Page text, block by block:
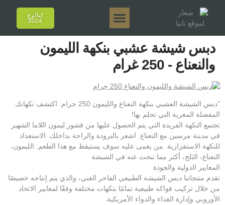
كتالوج
2024
دبس شيشة عشبي بنكهة الليمون
والنعناع - 250 غرام
"دبس الشيشة العشبي بنكهة النعناع والليمون 250 جرام: اكتشف نكهاتك
المفضلة المغرية التي تحلم بها!
تجتمع النكهة الفريدة التي يتم الحصول عليها من قشور ليمون اللاما الشهير
في مدينة مرسين مع النعناع. اشعر بالبرودة والراحة بداخلك. الاستعداد
للنكهة الاستفزازية. من يغمى عليه سوف يستيقظ مع هذا الطعم: الليمون،
النعناع، الثلج، أكثر مما تبحث عنه في الشيشة
المعايير الدولية والجودة
تقدم منتجاتنا دبس الشيشة الطبيعي الفاخر الغني، والذي يتم إنتاجه خصيصًا
من خلال تركيب فواكه طبيعية تمامًا بنكهات مختلفة وفقًا لمعايير الاتحاد
الأوروبي وإدارة الغذاء والدواء الأمريكية.